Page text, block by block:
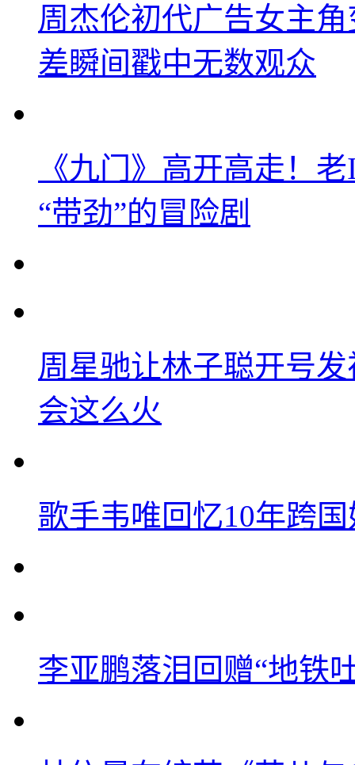
周杰伦初代广告女主
差瞬间戳中无数观众
《九门》高开高走！
“带劲”的冒险剧
周星驰让林子聪开号
会这么火
歌手韦唯回忆10年跨
李亚鹏落泪回赠“地铁